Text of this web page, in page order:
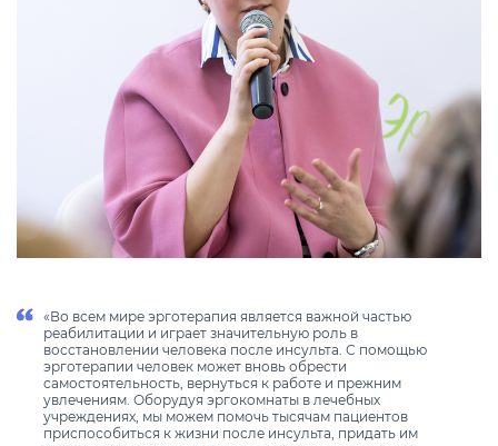
«Во всем мире эрготерапия является важной частью
реабилитации и играет значительную роль в
восстановлении человека после инсульта. С помощью
эрготерапии человек может вновь обрести
самостоятельность, вернуться к работе и прежним
увлечениям. Оборудуя эргокомнаты в лечебных
учреждениях, мы можем помочь тысячам пациентов
приспособиться к жизни после инсульта, придать им